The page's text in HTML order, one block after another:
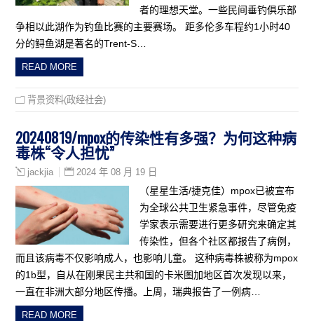
者的理想天堂。一些民间垂钓俱乐部
争相以此湖作为钓鱼比赛的主要赛场。 距多伦多车程约1小时40
分的鲟鱼湖是著名的Trent-S…
READ MORE
背景资料(政经社会)
20240819/mpox的传染性有多强？为何这种病
毒株“令人担忧”
jackjia 2024 年 08 月 19 日
（星星生活/捷克佳）mpox已被宣布
为全球公共卫生紧急事件，尽管免疫
学家表示需要进行更多研究来确定其
传染性，但各个社区都报告了病例，
而且该病毒不仅影响成人，也影响儿童。 这种病毒株被称为mpox
的1b型，自从在刚果民主共和国的卡米图加地区首次发现以来，
一直在非洲大部分地区传播。上周，瑞典报告了一例病…
READ MORE